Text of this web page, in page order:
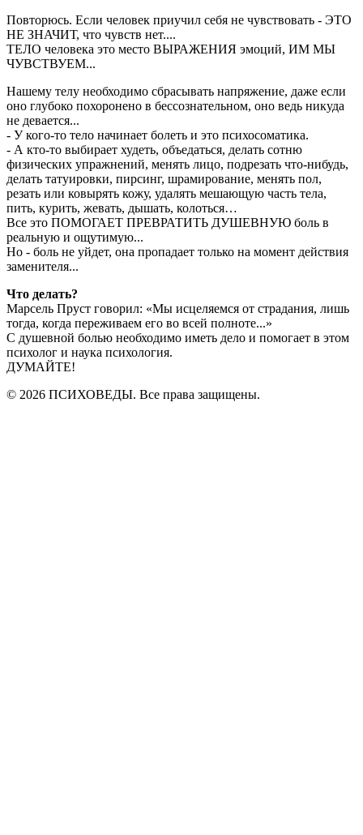
Повторюсь. Если человек приучил себя не чувствовать - ЭТО
НЕ ЗНАЧИТ, что чувств нет....
ТЕЛО человека это место ВЫРАЖЕНИЯ эмоций, ИМ МЫ
ЧУВСТВУЕМ...
Нашему телу необходимо сбрасывать напряжение, даже если
оно глубоко похоронено в бессознательном, оно ведь никуда
не девается...
- У кого-то тело начинает болеть и это психосоматика.
- А кто-то выбирает худеть, объедаться, делать сотню
физических упражнений, менять лицо, подрезать что-нибудь,
делать татуировки, пирсинг, шрамирование, менять пол,
резать или ковырять кожу, удалять мешающую часть тела,
пить, курить, жевать, дышать, колоться…
Все это ПОМОГАЕТ ПРЕВРАТИТЬ ДУШЕВНУЮ боль в
реальную и ощутимую...
Но - боль не уйдет, она пропадает только на момент действия
заменителя...
Что делать?
Марсель Пруст говорил: «Мы исцеляемся от страдания, лишь
тогда, когда переживаем его во всей полноте...»
С душевной болью необходимо иметь дело и помогает в этом
психолог и наука психология.
ДУМАЙТЕ!
© 2026 ПСИХОВЕДЫ. Все права защищены.